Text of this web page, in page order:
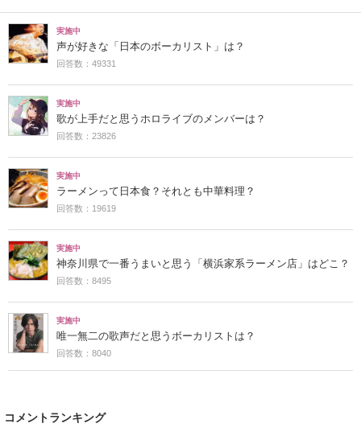
実施中
声が好きな「日本のボーカリスト」は？
回答数：49331
実施中
歌が上手だと思うホロライブのメンバーは？
回答数：23826
実施中
ラーメンって日本食？それとも中華料理？
回答数：19619
実施中
神奈川県で一番うまいと思う「横浜家系ラーメン店」はどこ？
回答数：8495
実施中
唯一無二の歌声だと思うボーカリストは？
回答数：8040
コメントランキング